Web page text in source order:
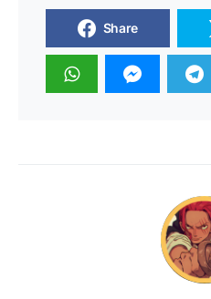
Share